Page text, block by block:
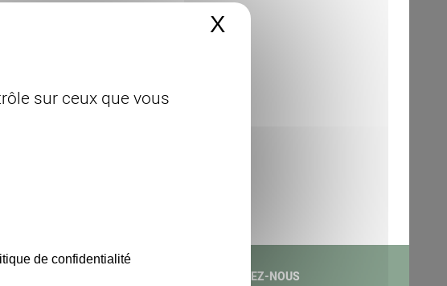
sur ceux que vous
de confidentialité
X Masquer le
SUIVEZ-NOUS